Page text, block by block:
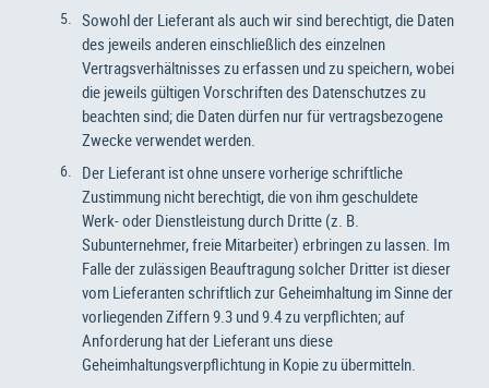
Sowohl der Lieferant als auch wir sind berechtigt, die Daten
des jeweils anderen einschließlich des einzelnen
Vertragsverhältnisses zu erfassen und zu speichern, wobei
die jeweils gültigen Vorschriften des Datenschutzes zu
beachten sind; die Daten dürfen nur für vertragsbezogene
Zwecke verwendet werden.
Der Lieferant ist ohne unsere vorherige schriftliche
Zustimmung nicht berechtigt, die von ihm geschuldete
Werk- oder Dienstleistung durch Dritte (z. B.
Subunternehmer, freie Mitarbeiter) erbringen zu lassen. Im
Falle der zulässigen Beauftragung solcher Dritter ist dieser
vom Lieferanten schriftlich zur Geheimhaltung im Sinne der
vorliegenden Ziffern 9.3 und 9.4 zu verpflichten; auf
Anforderung hat der Lieferant uns diese
Geheimhaltungsverpflichtung in Kopie zu übermitteln.